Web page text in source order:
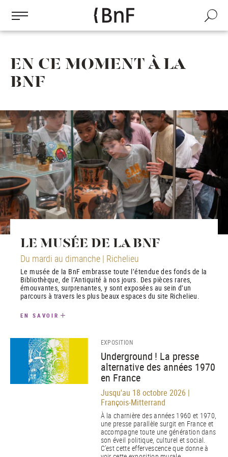
contenu
Recherche
EN CE MOMENT À LA
BNF
LE MUSÉE DE LA BNF
Du mardi au dimanche | Richelieu
Le musée de la BnF embrasse toute l’étendue des fonds de la
Bibliothèque, de l’Antiquité à nos jours. Des pièces rares,
émouvantes, surprenantes, y sont exposées au sein d’un
parcours à travers les plus beaux espaces du site Richelieu.
EN SAVOIR
EXPOSITION
Underground ! La presse
alternative des années 1970
en France
Jusqu'au 18 octobre 2026 |
François-Mitterrand
À la charnière des années 1960 et 1970,
une presse parallèle surgit en France et
accompagne toute une génération dans
son éveil politique, culturel et social.
C’est cette effervescence que donne à